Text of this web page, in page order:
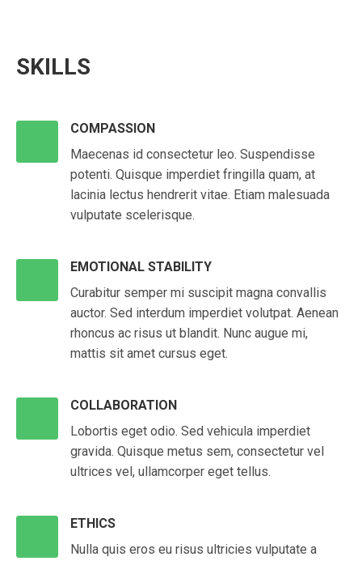
SKILLS
COMPASSION
Maecenas id consectetur leo. Suspendisse
potenti. Quisque imperdiet fringilla quam, at
lacinia lectus hendrerit vitae. Etiam malesuada
vulputate scelerisque.
EMOTIONAL STABILITY
Curabitur semper mi suscipit magna convallis
auctor. Sed interdum imperdiet volutpat. Aenean
rhoncus ac risus ut blandit. Nunc augue mi,
mattis sit amet cursus eget.
COLLABORATION
Lobortis eget odio. Sed vehicula imperdiet
gravida. Quisque metus sem, consectetur vel
ultrices vel, ullamcorper eget tellus.
ETHICS
Nulla quis eros eu risus ultricies vulputate a